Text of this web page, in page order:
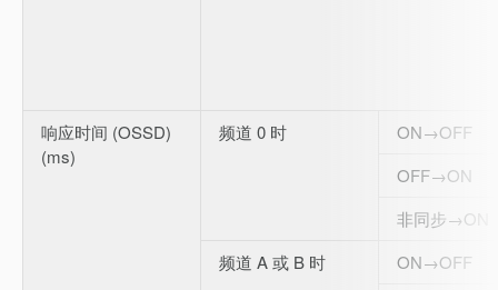
响应时间 (OSSD)
(ms)
频道 0 时
ON→OFF
OFF→ON
非同步→ON
频道 A 或 B 时
ON→OFF